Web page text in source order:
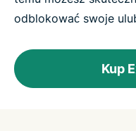
odblokować swoje
Kup